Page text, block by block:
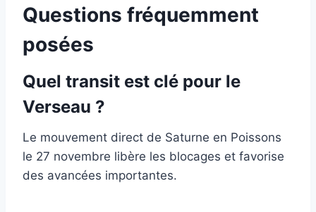
Questions fréquemment
posées
Quel transit est clé pour le
Verseau ?
Le mouvement direct de Saturne en Poissons
le 27 novembre libère les blocages et favorise
des avancées importantes.